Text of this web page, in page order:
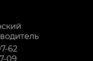
62
09